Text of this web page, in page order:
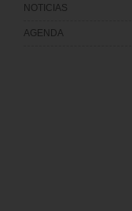
NOTICIAS
AGENDA